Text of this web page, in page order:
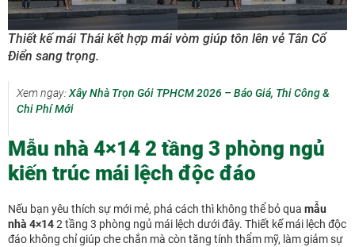
Thiết kế mái Thái kết hợp mái vòm giúp tôn lên vẻ Tân Cổ
Điển sang trọng.
Xem ngay:Xây Nhà Trọn Gói TPHCM 2026 – Báo Giá, Thi Công &
Chi Phí Mới
Mẫu nhà 4×14 2 tầng 3 phòng ngủ
kiến trúc mái lệch độc đáo
Nếu bạn yêu thích sự mới mẻ, phá cách thì không thể bỏ qua mẫu
nhà 4×142 tầng 3 phòng ngủ mái lệch dưới đây. Thiết kế mái lệch độc
đáo không chỉ giúp che chắn mà còn tăng tính thẩm mỹ, làm giảm sự